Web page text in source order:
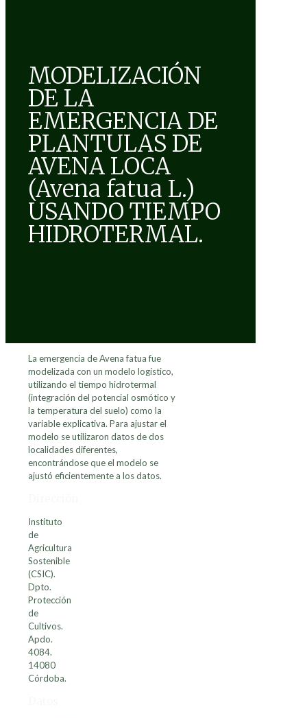
MODELIZACIÓN
DE LA
EMERGENCIA DE
PLANTULAS DE
AVENA LOCA
(Avena fatua L.)
USANDO TIEMPO
HIDROTERMAL.
La emergencia de Avena fatua fue
modelizada con un modelo logístico,
utilizando el tiempo hidrotermal
(integración del potencial osmótico y
la temperatura del suelo) como la
variable explicativa. Para ajustar el
modelo se utilizaron datos de dos
localidades diferentes,
encontrándose que el modelo se
ajustó eficientemente a los datos.
Instituto
de
Agricultura
Sostenible
(CSIC).
Dpto.
Protección
de
Cultivos.
Apdo.
4084.
14080
Córdoba.